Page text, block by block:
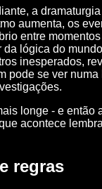
a
aumenta, os
entre
da lógica do
inesperados,
pode se ver numa
longe - e então
acontece
regras